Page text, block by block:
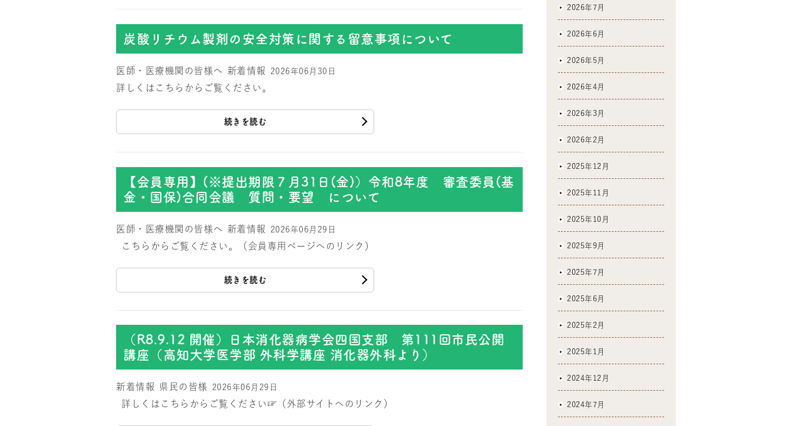
炭酸リチウム製剤の安全対策に関する留意事項について
医師・医療機関の皆様へ 新着情報 2026年06月30日
詳しくはこちらからご覧ください。
続きを読む
【会員専用】(※提出期限７月31日(金)）令和8年度 審査委員(基
金・国保)合同会議 質問・要望 について
医師・医療機関の皆様へ 新着情報 2026年06月29日
こちらからご覧ください。（会員専用ページへのリンク）
続きを読む
（R8.9.12 開催）日本消化器病学会四国支部 第111回市民公開
講座（高知大学医学部 外科学講座 消化器外科より）
新着情報 県民の皆様 2026年06月29日
詳しくはこちらからご覧ください☞（外部サイトへのリンク）
2026年7月
2026年6月
2026年5月
2026年4月
2026年3月
2026年2月
2025年12月
2025年11月
2025年10月
2025年9月
2025年7月
2025年6月
2025年2月
2025年1月
2024年12月
2024年7月